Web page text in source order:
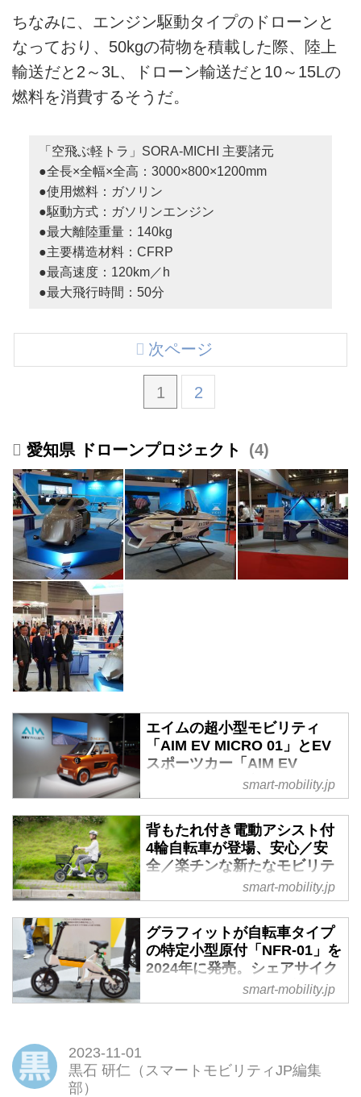
ちなみに、エンジン駆動タイプのドローンと
なっており、50kgの荷物を積載した際、陸上
輸送だと2～3L、ドローン輸送だと10～15Lの
燃料を消費するそうだ。
「空飛ぶ軽トラ」SORA-MICHI 主要諸元
●全長×全幅×全高：3000×800×1200mm
●使用燃料：ガソリン
●駆動方式：ガソリンエンジン
●最大離陸重量：140kg
●主要構造材料：CFRP
●最高速度：120km／h
●最大飛行時間：50分
1 2
次ページ
愛知県 ドローンプロジェクト 4
エイムの超小型モビリティ
「AIM EV MICRO 01」とEV
スポーツカー「AIM EV
SPORT 01」が注目の的 - ス
マートモビリティJP
EVスタートアップ企業のエイム
株式会社は「ジャパンモビリティ
ショー（JMS） 2023」に、超小
型モビリティ規格のオープンカー
「AIM EV MICRO 01」とEVスポ
ーツカー「AIM EV SPORT 01」
の2台を出展して、注目を集めて
いる。超小型モビリティは2025
年に100万円以下で発売されると
いうから今後の動向から目が離せ
smart-mobility.jp
背もたれ付き電動アシスト付
4輪自転車が登場、安心／安
全／楽チンな新たなモビリテ
ィ - スマートモビリティJP
は電動アシスト付4輪自転車「遊
歩リベルタ」のレンタル／リース
を開始した。当面はセリオ直営
「モビリティショップ」17店舗限
定の取り扱いで、来春以降の発売
smart-mobility.jp
グラフィットが自転車タイプ
の特定小型原付「NFR-01」を
2024年に発売。シェアサイク
ルで利用することも可能に -
スマートモビリティJP
2023」で、グラフィット
smart-mobility.jp
2023-11-01
黒石 研仁（スマートモビリティJP編集
部）